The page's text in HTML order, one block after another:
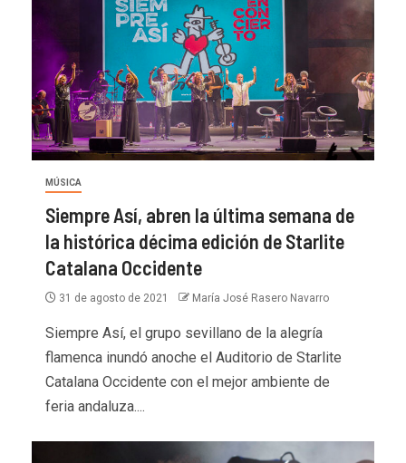
MÚSICA
Siempre Así, abren la última semana de
la histórica décima edición de Starlite
Catalana Occidente
31 de agosto de 2021 María José Rasero Navarro
Siempre Así, el grupo sevillano de la alegría
flamenca inundó anoche el Auditorio de Starlite
Catalana Occidente con el mejor ambiente de
feria andaluza....